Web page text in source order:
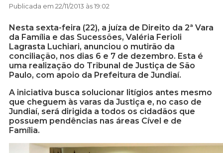
Publicada em 22/11/2013 às 19:02
Nesta sexta-feira (22), a juíza de Direito da 2ª Vara
da Família e das Sucessões, Valéria Ferioli
Lagrasta Luchiari, anunciou o mutirão da
conciliação, nos dias 6 e 7 de dezembro. Esta é
uma realização do Tribunal de Justiça de São
Paulo, com apoio da Prefeitura de Jundiaí.
A iniciativa busca solucionar litígios antes mesmo
que cheguem às varas da Justiça e, no caso de
Jundiaí, será dirigida a todos os cidadãos que
possuem pendências nas áreas Cível e de
Família.